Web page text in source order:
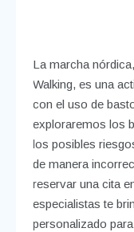
La marcha
Walking, es una
con el uso de
exploraremos los
los posibles
de manera
reservar una cita
especialistas te
personalizado